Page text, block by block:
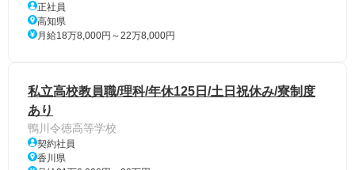
正社員
高知県
月給18万8,000円～22万8,000円
私立高校教員職/理科/年休125日/土日祝休み/寮制度
あり
鴨川令徳高等学校
契約社員
香川県